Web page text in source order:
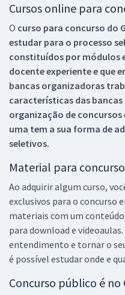
Cursos online para
O curso para concurso do
estudar para o processo
constituídos por módulos
docente experiente e que
bancas organizadoras
características das
organização de
uma tem a sua forma de
seletivos.
Material para concurso
Ao adquirir algum curso,
exclusivos para o concurso
materiais com um
para download e
entendimento e tornar o
é possível estudar onde e
Concurso público é no